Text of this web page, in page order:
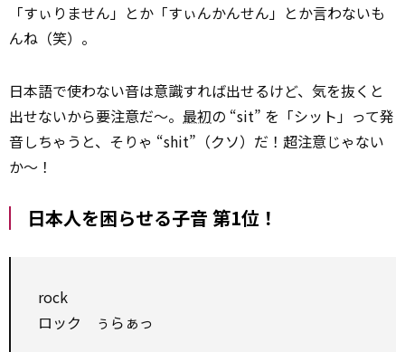
「すぃりません」とか「すぃんかんせん」とか言わないも
んね（笑）。
日本語で使わない音は意識すれば出せるけど、気を抜くと
出せないから要注意だ～。 最初の “sit” を「シット」って発
音しちゃうと、そりゃ “shit”（クソ）だ！超注意じゃない
か～！
日本人を困らせる子音 第1位！
rock
ロック ぅらぁっ